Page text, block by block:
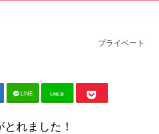
プライベート
LINE LINE@
れました！